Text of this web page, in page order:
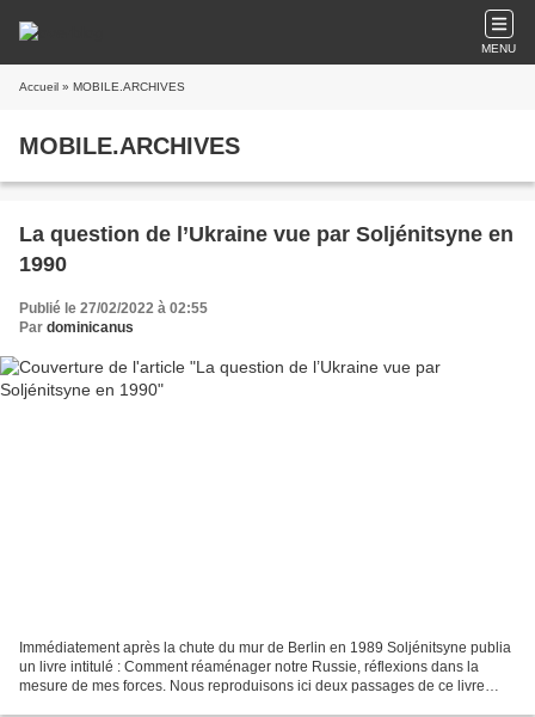
MENU
Accueil » MOBILE.ARCHIVES
MOBILE.ARCHIVES
La question de l’Ukraine vue par Soljénitsyne en
1990
Publié le 27/02/2022 à 02:55
Par dominicanus
Immédiatement après la chute du mur de Berlin en 1989 Soljénitsyne publia
un livre intitulé : Comment réaménager notre Russie, réflexions dans la
mesure de mes forces. Nous reproduisons ici deux passages de ce livre